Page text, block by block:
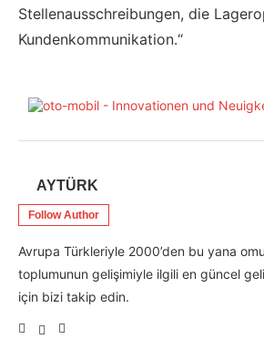
Stellenausschreibungen, die
Kundenkommunikation.“
AYTÜRK
Follow Author
Avrupa Türkleriyle 2000’den bu yana
toplumunun gelişimiyle ilgili en güncel
için bizi takip edin.